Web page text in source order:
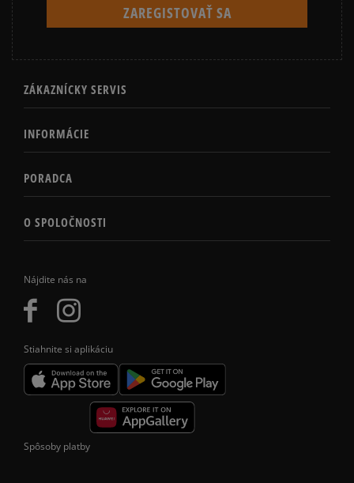
Nájdite nás na
Stiahnite si aplikáciu
ZÁKAZNÍCKY SERVIS
INFORMÁCIE
PORADCA
O SPOLOČNOSTI
Spôsoby platby